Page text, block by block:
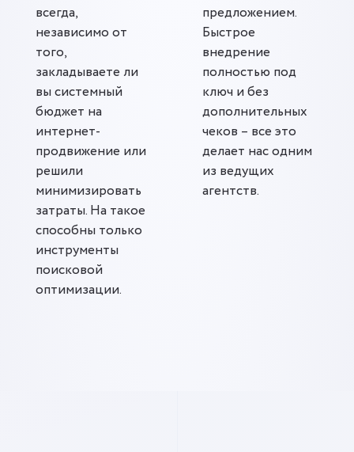
всегда,
независимо от
того,
закладываете ли
вы системный
бюджет на
интернет-
продвижение или
решили
минимизировать
затраты. На такое
способны только
инструменты
поисковой
оптимизации.
предложением.
Быстрое
внедрение
полностью под
ключ и без
дополнительных
чеков – все это
делает нас одним
из ведущих
агентств.